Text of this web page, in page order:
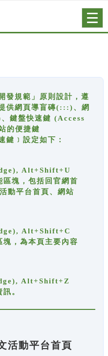
發規範」原則設計，遵
供網頁導盲磚(:::)、網
鍵盤快速鍵 (Access
的便捷鍵
鍵﹞設定如下：
Alt+Shift+U
塊，包括回官網首
動平台首頁、網站
Alt+Shift+C
，為本頁主要內容
Alt+Shift+Z
。
活動平台首頁